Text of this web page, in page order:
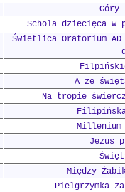
Góry
Schola dziecięca w
Świetlica Oratorium
A ze
Na tropie
Filipińska
Millenium
Jezus
Między
Pielgrzymka